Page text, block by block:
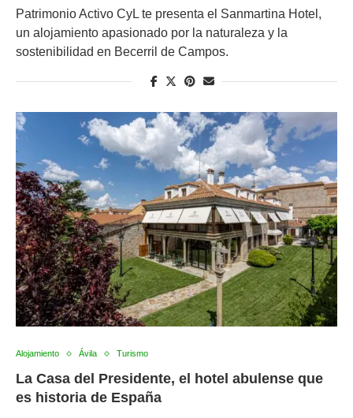
Patrimonio Activo CyL te presenta el Sanmartina Hotel,
un alojamiento apasionado por la naturaleza y la
sostenibilidad en Becerril de Campos.
Alojamiento Ávila Turismo
La Casa del Presidente, el hotel abulense que
es historia de España